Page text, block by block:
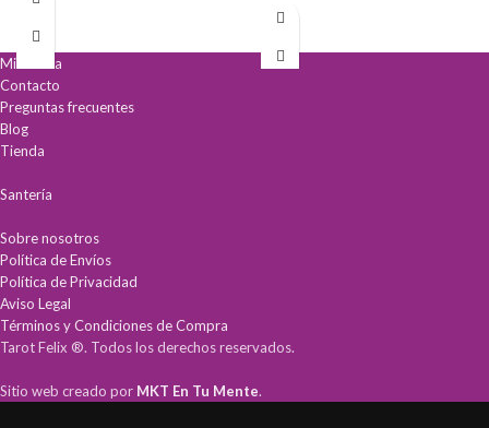
Mi cuenta
Contacto
Preguntas frecuentes
Blog
Tienda
Santería
Sobre nosotros
Política de Envíos
Política de Privacidad
Aviso Legal
Términos y Condiciones de Compra
Tarot Felix ®. Todos los derechos reservados.
Sitio web creado por MKT En Tu Mente.